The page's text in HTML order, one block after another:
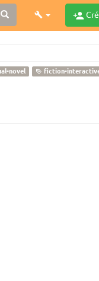
novel fiction-